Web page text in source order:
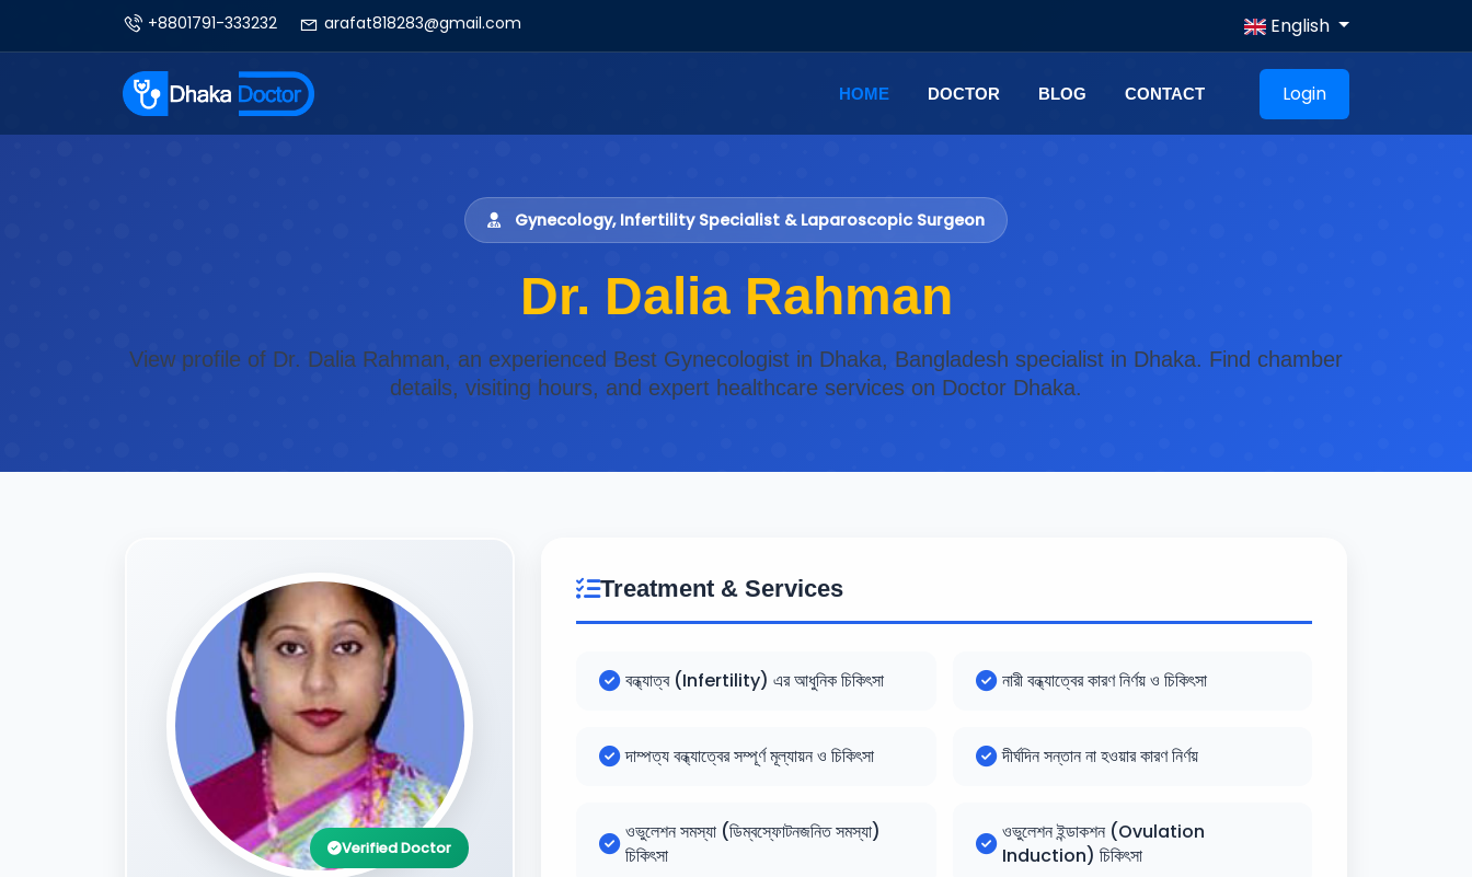
+8801791-333232 arafat818283@gmail.com English
HOME DOCTOR BLOG CONTACT Login
Gynecology, Infertility Specialist & Laparoscopic Surgeon
Dr. Dalia Rahman
View profile of Dr. Dalia Rahman, an experienced Best Gynecologist in Dhaka, Bangladesh specialist in Dhaka. Find chamber
details, visiting hours, and expert healthcare services on Doctor Dhaka.
Verified Doctor
Treatment & Services
বন্ধ্যাত্ব (Infertility) এর আধুনিক চিকিৎসা নারী বন্ধ্যাত্বের কারণ নির্ণয় ও চিকিৎসা
দাম্পত্য বন্ধ্যাত্বের সম্পূর্ণ মূল্যায়ন ও চিকিৎসা দীর্ঘদিন সন্তান না হওয়ার কারণ নির্ণয়
ওভুলেশন সমস্যা (ডিম্বস্ফোটনজনিত সমস্যা)
চিকিৎসা
ওভুলেশন ইন্ডাকশন (Ovulation
Induction) চিকিৎসা